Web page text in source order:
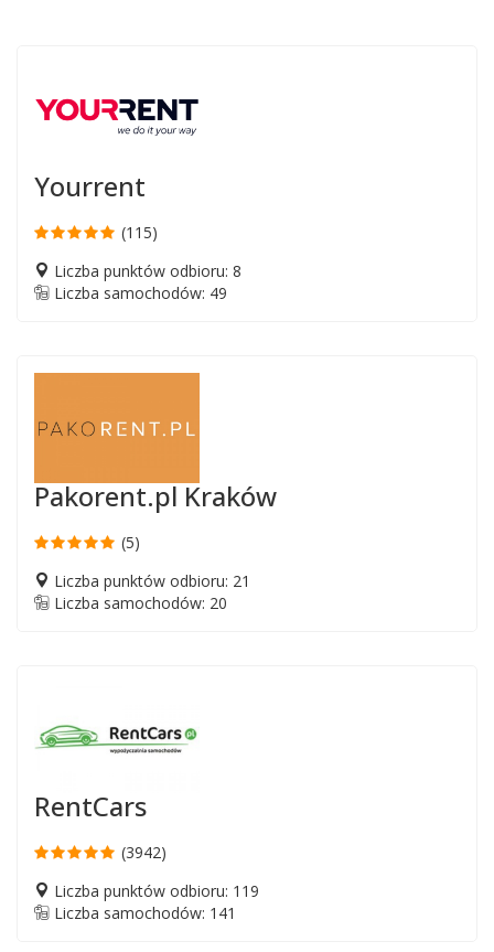
Yourrent
(115)
Liczba punktów odbioru: 8
Liczba samochodów: 49
Pakorent.pl Kraków
(5)
Liczba punktów odbioru: 21
Liczba samochodów: 20
RentCars
(3942)
Liczba punktów odbioru: 119
Liczba samochodów: 141